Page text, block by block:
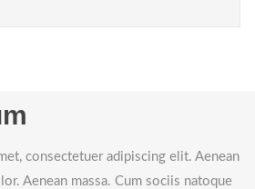
consectetuer adipiscing elit. Aenean
Aenean massa. Cum sociis natoque